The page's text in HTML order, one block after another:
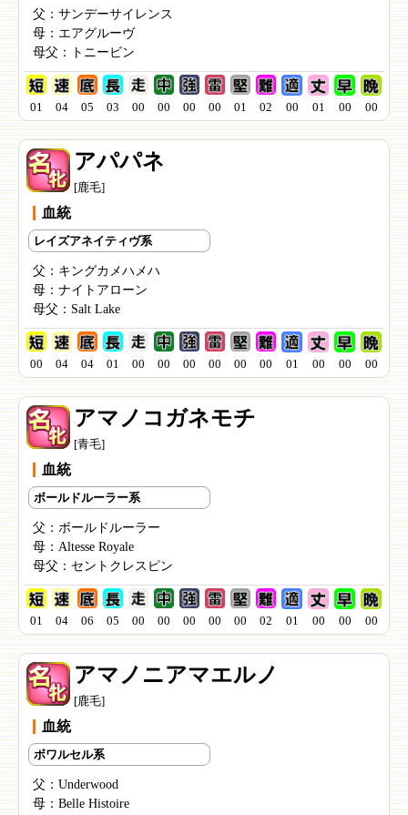
父： サンデーサイレンス
母： エアグルーヴ
母父：
トニービン
01 04 05 03 00 00 00 00 01 02 00 01 00 00
アパパネ
[鹿毛]
血統
レイズアネイティヴ系
父： キングカメハメハ
母： ナイトアローン
母父： Salt Lake
00 04 04 01 00 00 00 00 00 00 01 00 00 00
アマノコガネモチ
[青毛]
血統
ボールドルーラー系
父： ボールドルーラー
母： Altesse Royale
母父： セントクレスピン
01 04 06 05 00 00 00 00 00 02 01 00 00 00
アマノニアマエルノ
[鹿毛]
血統
ボワルセル系
父： Underwood
母： Belle Histoire